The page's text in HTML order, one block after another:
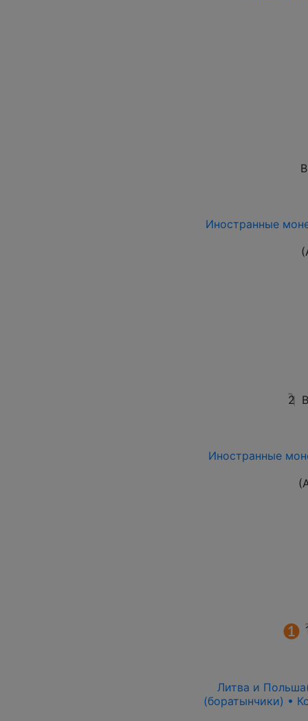
Иностранные
2
Иностранные
Литва и
(боратынчики) •